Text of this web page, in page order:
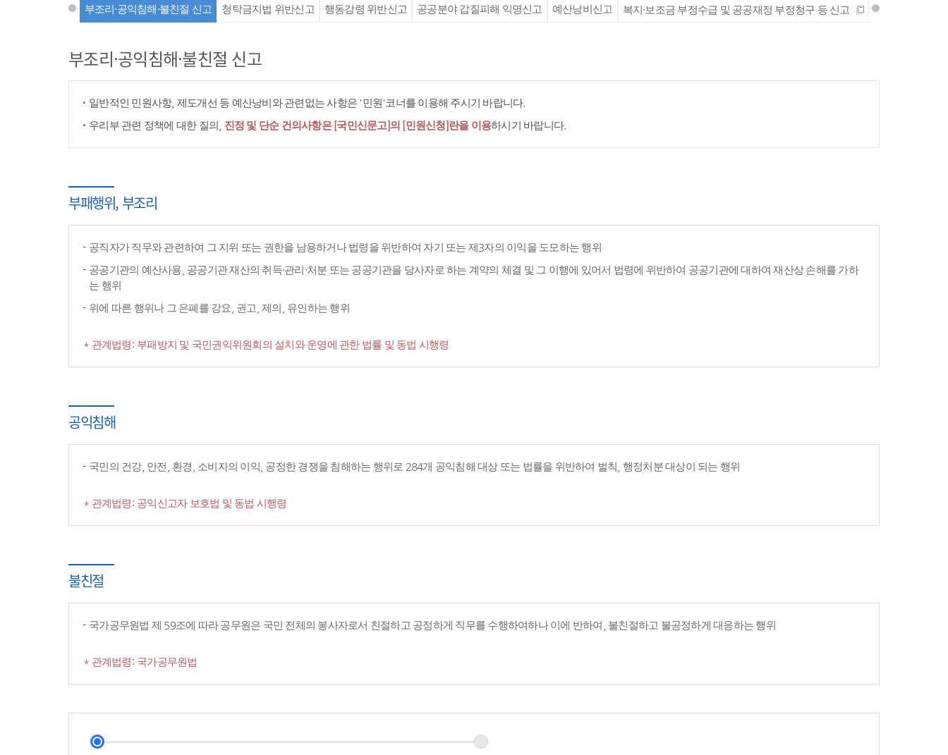
부조리·공익침해·불친절 신고 청탁금지법 위반신고 행동강령 위반신고 공공분야 갑질피해 익명신고 예산낭비신고 복지·보조금 부정수급 및 공공재정 부정청구 등 신고
부조리·공익침해·불친절 신고
일반적인 민원사항, 제도개선 등 예산낭비와 관련없는 사항은 '민원'코너를 이용해 주시기 바랍니다.
우리부 관련 정책에 대한 질의, 진정 및 단순 건의사항은 [국민신문고]의 [민원신청]란을 이용하시기 바랍니다.
부패행위, 부조리
공직자가 직무와 관련하여 그 지위 또는 권한을 남용하거나 법령을 위반하여 자기 또는 제3자의 이익을 도모하는 행위
공공기관의 예산사용, 공공기관 재산의 취득·관리·처분 또는 공공기관을 당사자로 하는 계약의 체결 및 그 이행에 있어서 법령에 위반하여 공공기관에 대하여 재산상 손해를 가하
는 행위
위에 따른 행위나 그 은폐를 강요, 권고, 제의, 유인하는 행위
* 관계법령: 부패방지 및 국민권익위원회의 설치와 운영에 관한 법률 및 동법 시행령
공익침해
국민의 건강, 안전, 환경, 소비자의 이익, 공정한 경쟁을 침해하는 행위로 284개 공익침해 대상 또는 법률을 위반하여 벌칙, 행정처분 대상이 되는 행위
* 관계법령: 공익신고자 보호법 및 동법 시행령
불친절
국가공무원법 제 59조에 따라 공무원은 국민 전체의 봉사자로서 친절하고 공정하게 직무를 수행하여하나 이에 반하여, 불친절하고 불공정하게 대응하는 행위
* 관계법령: 국가공무원법